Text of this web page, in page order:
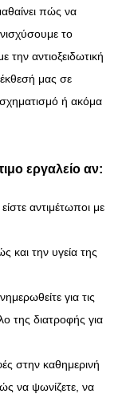
πώς να
το
αντιοξειδωτική
μας σε
ή ακόμα
εργαλείο αν:
αντιμέτωποι με
και την υγεία της
για τις
της διατροφής για
στην καθημερινή
να ψωνίζετε, να